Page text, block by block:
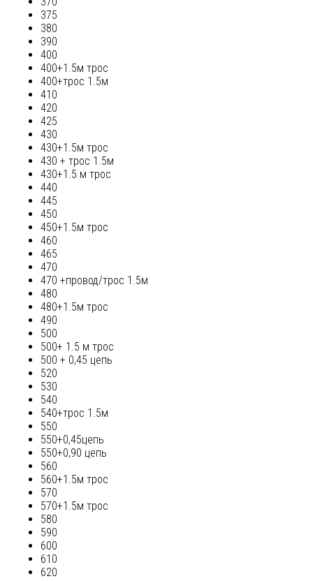
375
380
390
400
400+1.5м трос
400+трос 1.5м
410
420
425
430
430+1.5м трос
430 + трос 1.5м
430+1.5 м трос
440
445
450
450+1.5м трос
460
465
470
470 +провод/трос 1.5м
480
480+1.5м трос
490
500
500+ 1.5 м трос
500 + 0,45 цепь
520
530
540
540+трос 1.5м
550
550+0,45цепь
550+0,90 цепь
560
560+1.5м трос
570
570+1.5м трос
580
590
600
610
620